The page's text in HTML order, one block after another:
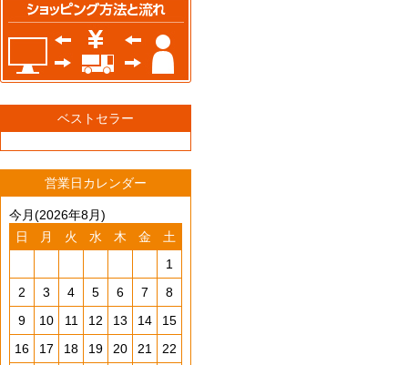
ベストセラー
営業日カレンダー
今月(2026年8月)
日
月 火 水 木 金
土
1
2
3 4 5 6 7
8
9
10 11 12 13 14
15
16
17 18 19 20 21
22